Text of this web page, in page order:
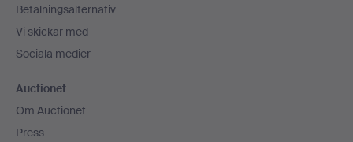
Betalningsalternativ
Vi skickar med
Sociala medier
Auctionet
Om Auctionet
Press